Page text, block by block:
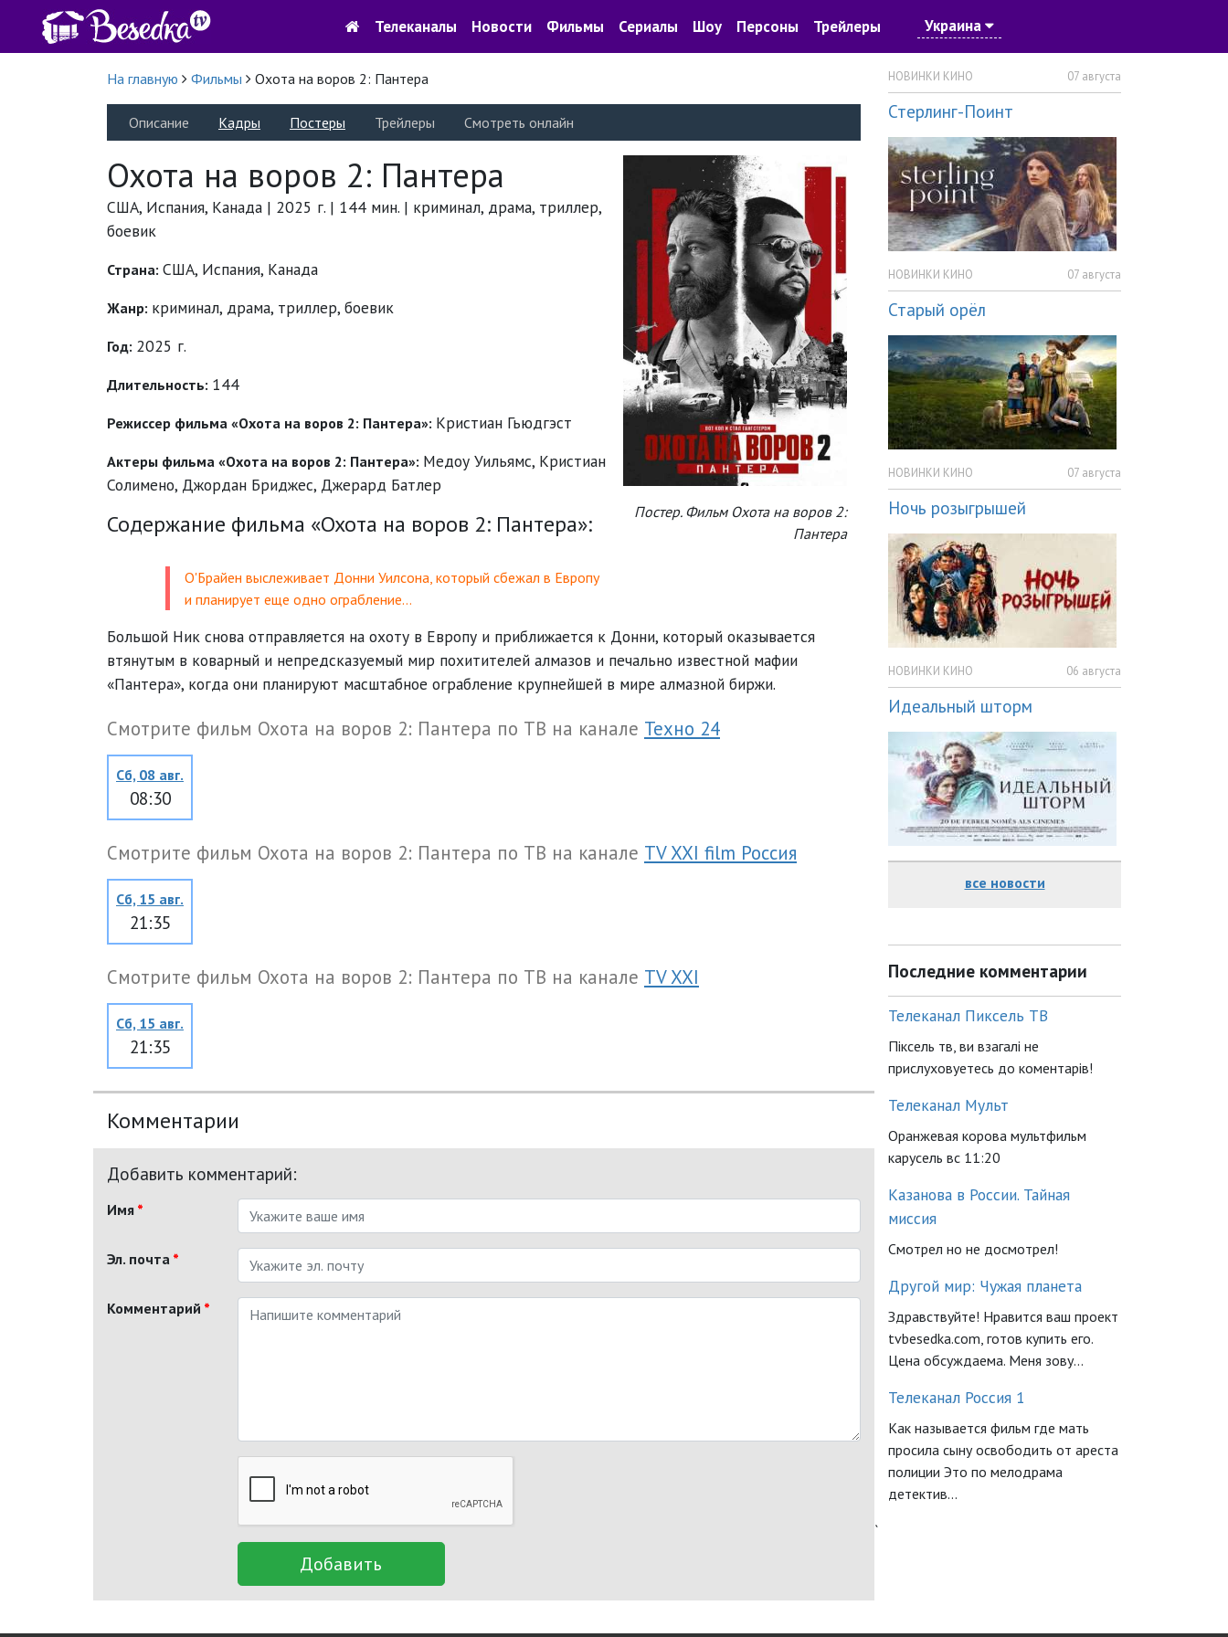
Телеканалы Новости Фильмы Сериалы Шоу Персоны Трейлеры Украина
На главную Фильмы Охота на воров 2: Пантера
Описание Кадры Постеры Трейлеры Смотреть онлайн
Постер. Фильм Охота на воров 2:
Пантера
Охота на воров 2: Пантера
США, Испания, Канада | 2025 г. | 144 мин. | криминал, драма, триллер,
боевик
Страна: США, Испания, Канада
Жанр: криминал, драма, триллер, боевик
Год: 2025 г.
Длительность: 144
Режиссер фильма «Охота на воров 2: Пантера»: Кристиан Гьюдгэст
Актеры фильма «Охота на воров 2: Пантера»: Медоу Уильямс, Кристиан
Солимено, Джордан Бриджес, Джерард Батлер
Содержание фильма «Охота на воров 2: Пантера»:
О'Брайен выслеживает Донни Уилсона, который сбежал в Европу
и планирует еще одно ограбление…
Большой Ник снова отправляется на охоту в Европу и приближается к Донни, который оказывается
втянутым в коварный и непредсказуемый мир похитителей алмазов и печально известной мафии
«Пантера», когда они планируют масштабное ограбление крупнейшей в мире алмазной биржи.
Смотрите фильм Охота на воров 2: Пантера по ТВ на канале Техно 24
Сб, 08 авг.
08:30
Смотрите фильм Охота на воров 2: Пантера по ТВ на канале TV XXI film Россия
Сб, 15 авг.
21:35
Смотрите фильм Охота на воров 2: Пантера по ТВ на канале TV XXI
Сб, 15 авг.
21:35
Комментарии
Добавить комментарий:
Имя *
Эл. почта *
Комментарий *
Добавить
НОВИНКИ КИНО 07 августа
Стерлинг-Поинт
НОВИНКИ КИНО 07 августа
Старый орёл
НОВИНКИ КИНО 07 августа
Ночь розыгрышей
НОВИНКИ КИНО 06 августа
Идеальный шторм
все новости
Последние комментарии
Телеканал Пиксель ТВ
Піксель тв, ви взагалі не
прислуховуетесь до коментарів!
Телеканал Мульт
Оранжевая корова мультфильм
карусель вс 11:20
Казанова в России. Тайная
миссия
Смотрел но не досмотрел!
Другой мир: Чужая планета
Здравствуйте! Нравится ваш проект
tvbesedka.com, готов купить его.
Цена обсуждаема. Меня зову...
Телеканал Россия 1
Как называется фильм где мать
просила сыну освободить от ареста
полиции Это по мелодрама
детектив...
`